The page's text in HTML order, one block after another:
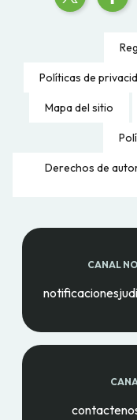
Políticas de
Mapa del sitio
Derechos de
CANAL